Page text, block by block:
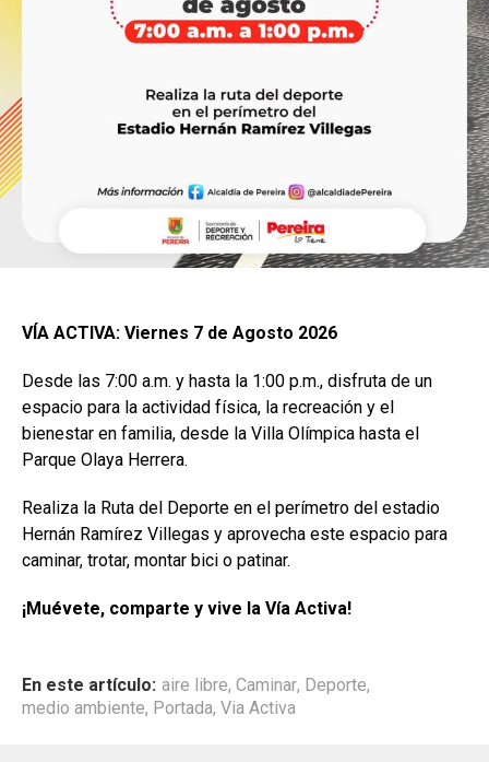
VÍA ACTIVA: Viernes 7 de Agosto 2026
Desde las 7:00 a.m. y hasta la 1:00 p.m., disfruta de un
espacio para la actividad física, la recreación y el
bienestar en familia, desde la Villa Olímpica hasta el
Parque Olaya Herrera.
Realiza la Ruta del Deporte en el perímetro del estadio
Hernán Ramírez Villegas y aprovecha este espacio para
caminar, trotar, montar bici o patinar.
¡Muévete, comparte y vive la Vía Activa!
En este artículo: aire libre, Caminar, Deporte,
medio ambiente, Portada, Via Activa